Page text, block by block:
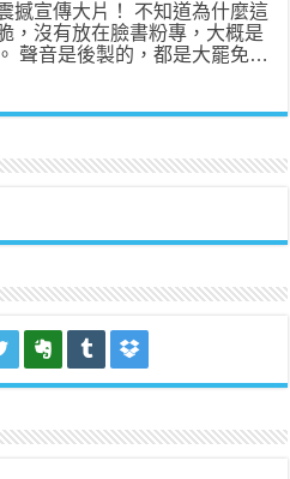
撼宣傳大片！ 不知道為什麼這
，沒有放在臉書粉專，大概是
聲音是後製的，都是大罷免…